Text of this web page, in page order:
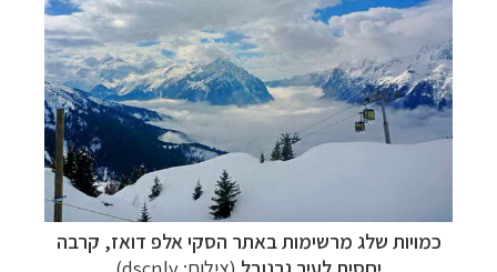
כמויות שלג מרשימות באתר הסקי אלפ דואז, קרבה